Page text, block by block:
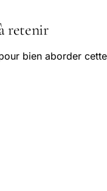
retenir
bien aborder cette